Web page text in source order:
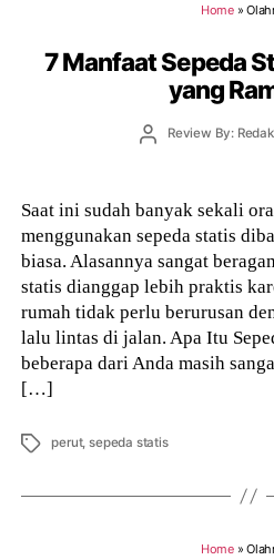
Home»
7 Manfaat Sepeda
yang
PostReview By:
Saat ini sudah banyak sekali
menggunakan sepeda statis
biasa. Alasannya sangat
statis dianggap lebih praktis
rumah tidak perlu berurusan
lalu lintas di jalan. Apa Itu
beberapa dari Anda masih
[…]
Tags perut,sepeda statis
Home»